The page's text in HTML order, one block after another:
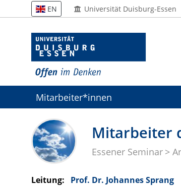
EN Universität Duisburg-Essen
Mitarbeiter*innen
Mitarbeiter
Essener Seminar
Leitung:
Prof. Dr. Johannes Sprang